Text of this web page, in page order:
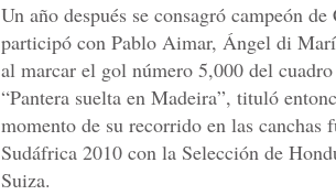
Un año después se consagró campeón
participó con Pablo Aimar, Ángel di
al marcar el gol número 5,000 del
“Pantera suelta en Madeira”, tituló
momento de su recorrido en las
Sudáfrica 2010 con la Selección de
Suiza.